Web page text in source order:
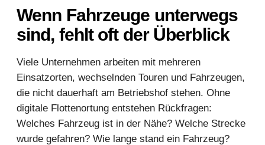
Wenn Fahrzeuge unterwegs
sind, fehlt oft der Überblick
Viele Unternehmen arbeiten mit mehreren
Einsatzorten, wechselnden Touren und Fahrzeugen,
die nicht dauerhaft am Betriebshof stehen. Ohne
digitale Flottenortung entstehen Rückfragen:
Welches Fahrzeug ist in der Nähe? Welche Strecke
wurde gefahren? Wie lange stand ein Fahrzeug?